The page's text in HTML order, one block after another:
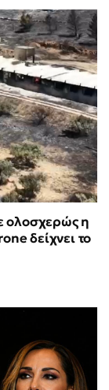
ολοσχερώς η
δείχνει το